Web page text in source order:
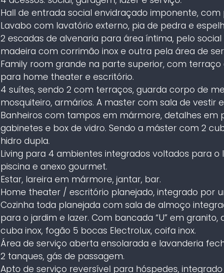
Hall de entrada social envidraçado imponente,
Lavabo com lavatório externo, pia de pedra e
2 escadas de alvenaria para área íntima, pelo
madeira com corrimão inox e outra pela área de
Family room grande na parte superior, com terraço
para home theater e escritório.
4 suítes, sendo 2 com terraços, guarda corpo de
mosquiteiro, armários. A master com sala de vestir
Banheiros com tampos em mármore, detalhes em
gabinetes e box de vidro. Sendo a máster com 2
hidro dupla.
Living para 4 ambientes integrados voltados para o
piscina e anexo gourmet.
Estar, lareira em mármore, jantar, bar.
Home theater / escritório planejado, integrado por
Cozinha toda planejada com sala de almoço
para o jardim e lazer. Com bancada “U” em granito,
cuba inox, fogão 5 bocas Electrolux, coifa inox.
Área de serviço aberta ensolarada e lavanderia
2 tanques, gás de passagem.
Apto de serviço reversível para hóspedes,